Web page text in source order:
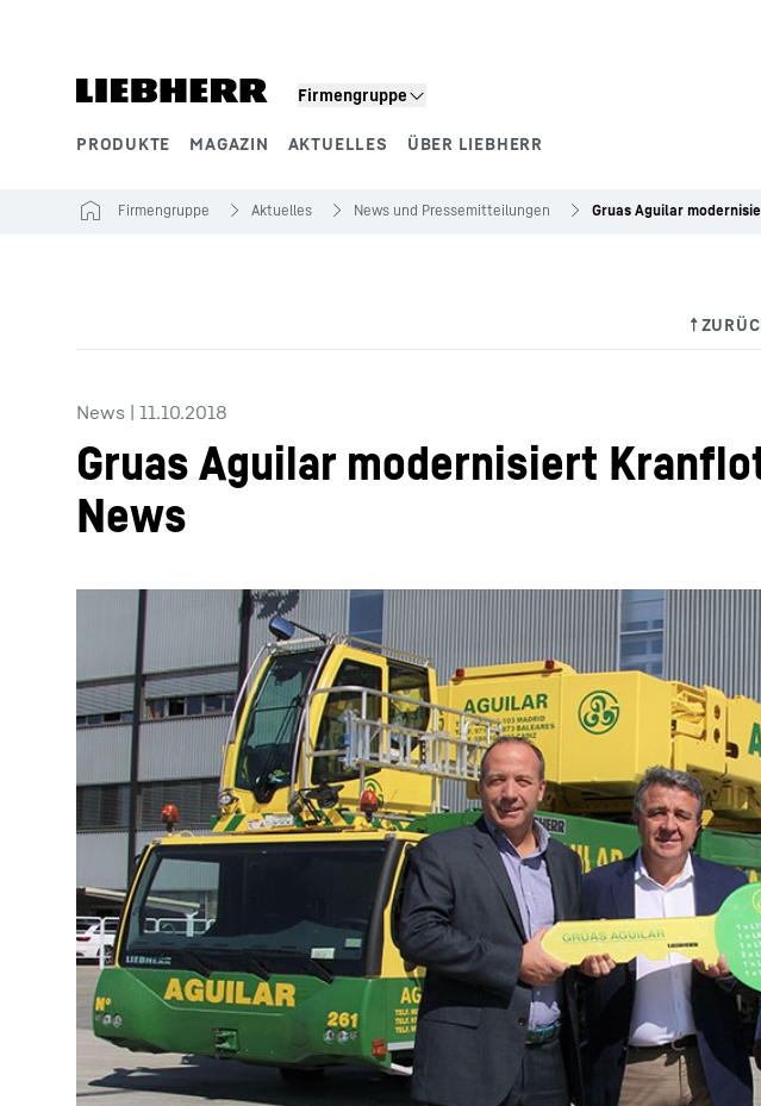
Firmengruppe
PRODUKTE MAGAZIN AKTUELLES ÜBER LIEBHERR
Mehr über die Firmengruppe
Firmengruppe Aktuelles News und Pressemitteilungen
News | 11.10.2018
Gruas Aguilar modernisiert
News